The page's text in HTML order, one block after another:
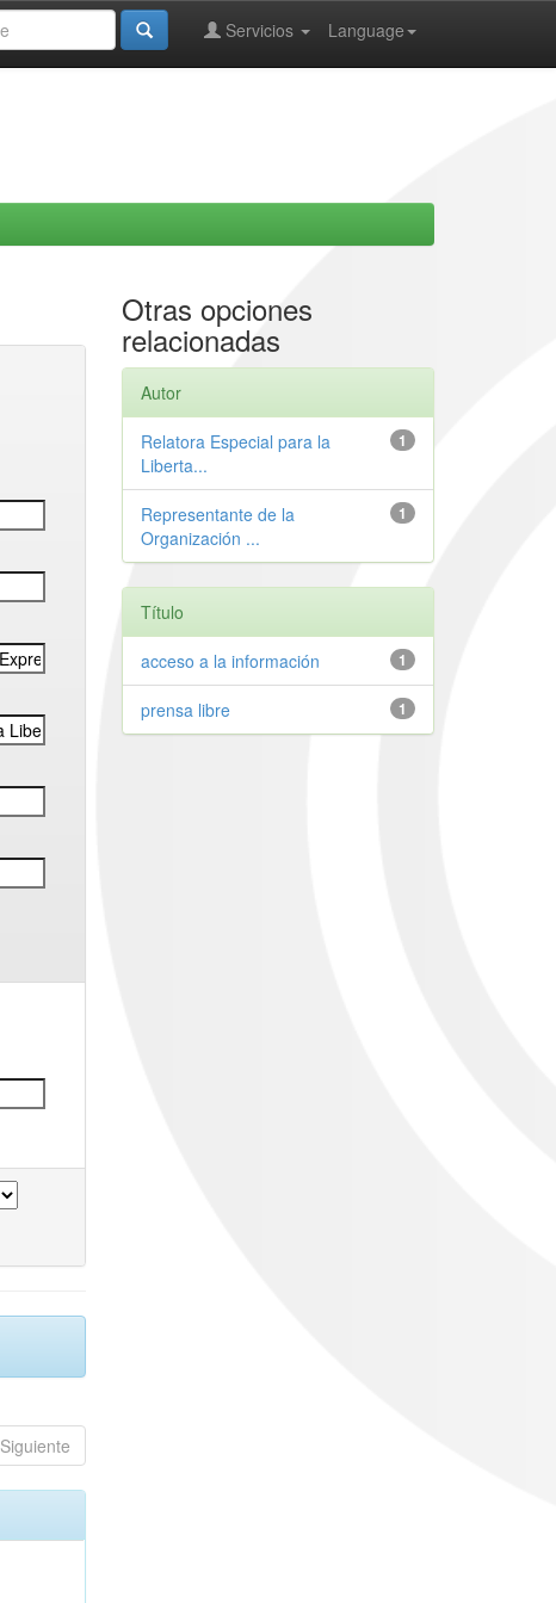
Language
Servicios
Siguiente
Otras opciones
relacionadas
Autor
1
Relatora Especial para la
Liberta...
1
Representante de la
Organización ...
Título
1
acceso a la información
1
prensa libre